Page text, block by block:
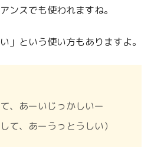
ンスでも使われますね。
」という使い方もありますよ。
、あーいじっかしいー
て、あーうっとうしい）